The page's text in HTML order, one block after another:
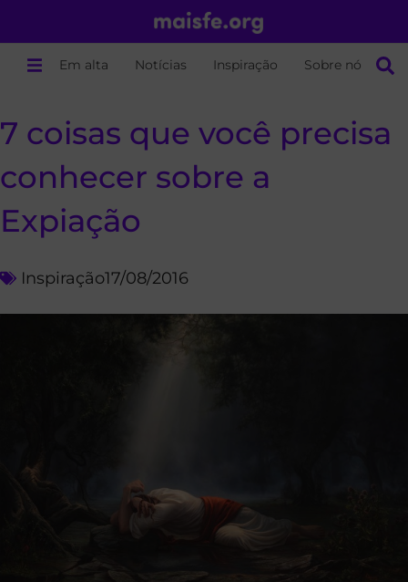
Em alta Notícias Inspiração Sobre nós
7 coisas que você precisa
conhecer sobre a
Expiação
Inspiração17/08/2016